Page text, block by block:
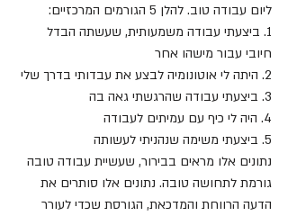
ליום עבודה טוב. להלן 5 הגורמים המרכזיים:
1. ביצעתי עבודה משמעותית, שעשתה הבדל
חיובי עבור מישהו אחר
2. היתה לי אוטונומיה לבצע את עבדותי בדרך שלי
3. ביצעתי עבודה שהרגשתי גאה בה
4. היה לי כיף עם עמיתים לעבודה
5. ביצעתי משימה שנהניתי לעשותה
נתונים אלו מראים בבירור, שעשיית עבודה טובה
גורמת לתחושה טובה. נתונים אלו סותרים את
הדעה הרווחת והמדכאת, הגורסת שכדי לעורר